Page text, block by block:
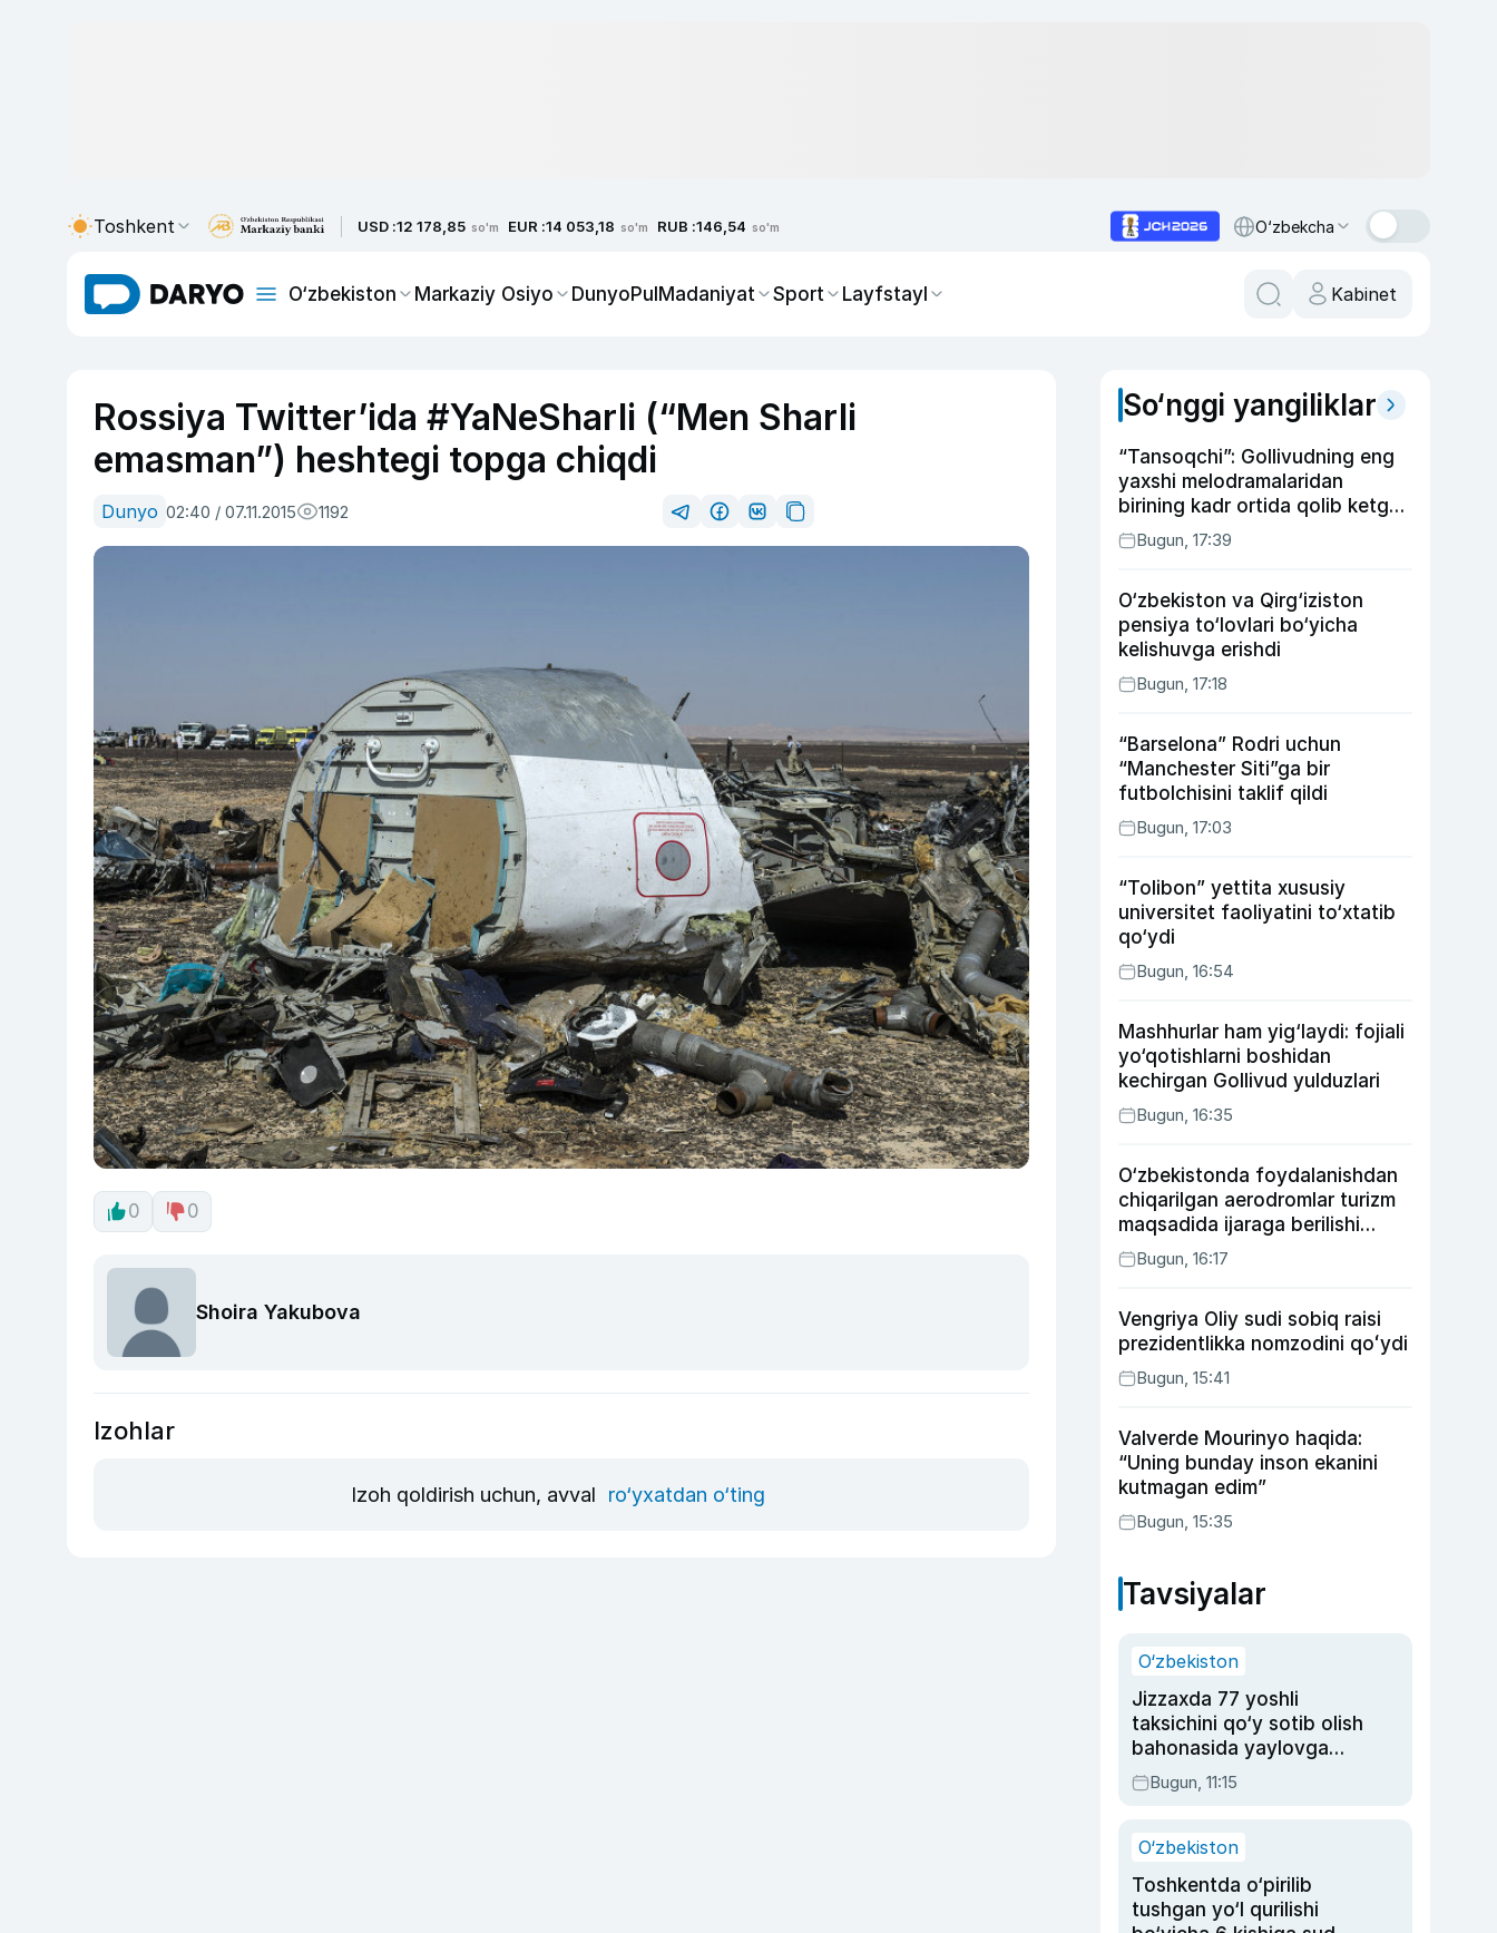
Toshkent USD :12 178,85 so'm EUR :14 053,18 so'm RUB :146,54 so'm O‘zbekcha
O‘zbekiston Markaziy Osiyo DunyoPulMadaniyat Sport Layfstayl Kabinet
Rossiya Twitter’ida #YaNeSharli (“Men Sharli
emasman”) heshtegi topga chiqdi
Dunyo 02:40 / 07.11.2015 1192
0 0
Shoira Yakubova
Izohlar
Izoh qoldirish uchun, avval ro‘yxatdan o‘ting
So‘nggi yangiliklar
“Tansoqchi”: Gollivudning eng
yaxshi melodramalaridan
birining kadr ortida qolib ketgan
voqealari
Bugun, 17:39
O‘zbekiston va Qirg‘iziston
pensiya to‘lovlari bo‘yicha
kelishuvga erishdi
Bugun, 17:18
“Barselona” Rodri uchun
“Manchester Siti”ga bir
futbolchisini taklif qildi
Bugun, 17:03
“Tolibon” yettita xususiy
universitet faoliyatini to‘xtatib
qo‘ydi
Bugun, 16:54
Mashhurlar ham yig‘laydi: fojiali
yo‘qotishlarni boshidan
kechirgan Gollivud yulduzlari
Bugun, 16:35
O‘zbekistonda foydalanishdan
chiqarilgan aerodromlar turizm
maqsadida ijaraga berilishi
mumkin
Bugun, 16:17
Vengriya Oliy sudi sobiq raisi
prezidentlikka nomzodini qoʻydi
Bugun, 15:41
Valverde Mourinyo haqida:
“Uning bunday inson ekanini
kutmagan edim”
Bugun, 15:35
Tavsiyalar
O‘zbekiston
Jizzaxda 77 yoshli
taksichini qo‘y sotib olish
bahonasida yaylovga
olib borib o‘ldirgan yigit
20 yilga qamaldi
Bugun, 11:15
O‘zbekiston
Toshkentda o‘pirilib
tushgan yo‘l qurilishi